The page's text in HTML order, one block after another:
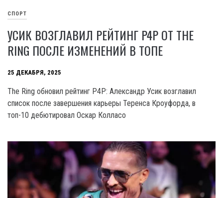
СПОРТ
УСИК ВОЗГЛАВИЛ РЕЙТИНГ P4P ОТ THE
RING ПОСЛЕ ИЗМЕНЕНИЙ В ТОПЕ
25 ДЕКАБРЯ, 2025
The Ring обновил рейтинг P4P: Александр Усик возглавил
список после завершения карьеры Теренса Кроуфорда, в
топ-10 дебютировал Оскар Колласо